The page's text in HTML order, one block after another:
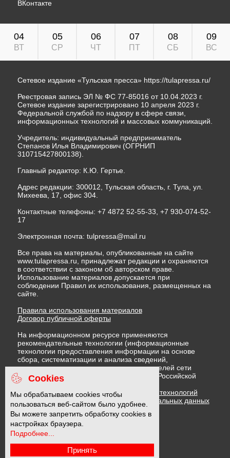
ВКонтакте
04
ВТ
05
СР
06
ЧТ
07
ПТ
08
СБ
09
ВС
Сетевое издание «Тульская пресса» https://tulapressa.ru/
Реестровая запись ЭЛ № ФС 77-85016 от 10.04.2023 г.
Сетевое издание зарегистрировано 10 апреля 2023 г.
Федеральной службой по надзору в сфере связи,
информационных технологий и массовых коммуникаций.
Учредитель: индивидуальный предприниматель
Степанов Илья Владимирович (ОГРНИП
310715427800138).
Главный редактор: К.Ю. Гертье.
Адрес редакции: 300012, Тульская область, г. Тула, ул.
Михеева, 17, офис 304.
Контактные телефоны: +7 4872 52-55-33, +7 930-074-52-
17
Электронная почта: tulpressa@mail.ru
Все права на материалы, опубликованные на сайте
www.tulapressa.ru, принадлежат редакции и охраняются
в соответствии с законом об авторском праве.
Использование материалов допускается при
соблюдении Правил их использования, размещенных на
сайте.
Правила использования материалов
Договор публичной оферты
На информационном ресурсе применяются
рекомендательные технологии (информационные
технологии предоставления информации на основе
сбора, систематизации и анализа сведений,
относящихся к предпочтениям пользователей сети
"Интернет", находящихся на территории Российской
Федерации)
Правила применения рекомендательных технологий
Политика в отношении обработки персональных данных
Политика обработки файлов cookie
16 +
Cookies
Мы обрабатываем cookies чтобы
пользоваться веб-сайтом было удобнее.
Вы можете запретить обработку cookies в
настройках браузера.
Подробнее...
Принять